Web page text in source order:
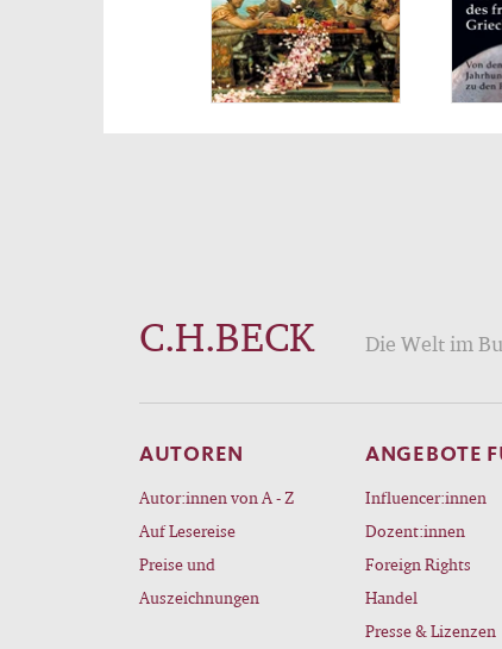
C.H.BECK Die Welt im
AUTOREN
Autor:innen von A - Z
Auf Lesereise
Preise und
Auszeichnungen
ANGEBOTE
Influencer:innen
Dozent:innen
Foreign Rights
Handel
Presse & Lizenzen